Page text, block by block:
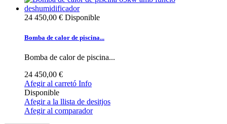
24 450,00 € Disponible
Bomba de calor de piscina...
Bomba de calor de piscina...
24 450,00 €
Afegir al carretó Info
Disponible
Afegir a la llista de desitjos
Afegir al comparador